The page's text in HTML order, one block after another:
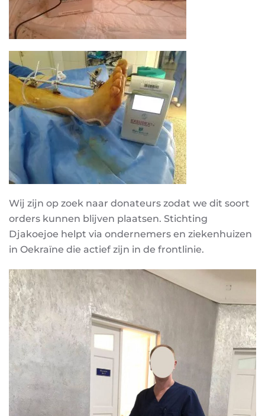
Wij zijn op zoek naar donateurs zodat we dit soort
orders kunnen blijven plaatsen. Stichting
Djakoejoe helpt via ondernemers en ziekenhuizen
in Oekraïne die actief zijn in de frontlinie.